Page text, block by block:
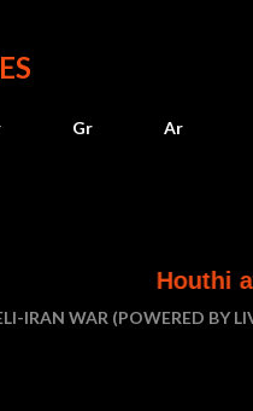
Gr Ar
Houthi attacks
IRAN WAR (POWERED BY